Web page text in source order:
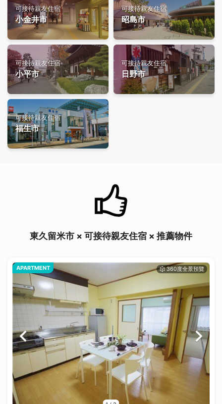
可接待親友住宿
小金井市
可接待親友住宿
昭島市
可接待親友住宿
小平市
可接待親友住宿
日野市
可接待親友住宿
福生市
東久留米市 × 可接待親友住宿 × 推薦物件
APARTMENT